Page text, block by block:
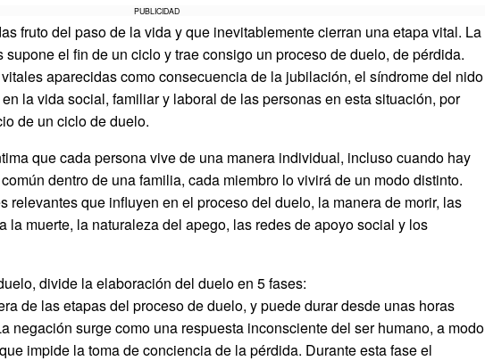
PUBLICIDAD
fruto del paso de la vida y que inevitablemente cierran una etapa vital. La
el fin de un ciclo y trae consigo un proceso de duelo, de pérdida.
aparecidas como consecuencia de la jubilación, el síndrome del nido
la vida social, familiar y laboral de las personas en esta situación, por
de un ciclo de duelo.
que cada persona vive de una manera individual, incluso cuando hay
dentro de una familia, cada miembro lo vivirá de un modo distinto.
relevantes que influyen en el proceso del duelo, la manera de morir, las
la muerte, la naturaleza del apego, las redes de apoyo social y los
divide la elaboración del duelo en 5 fases:
de las etapas del proceso de duelo, y puede durar desde unas horas
negación surge como una respuesta inconsciente del ser humano, a modo
impide la toma de conciencia de la pérdida. Durante esta fase el